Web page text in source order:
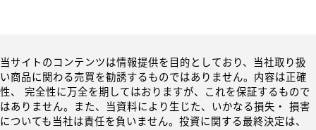
当サイトのコンテンツは情報提供を目的としており、当社取り扱
い商品に関わる売買を勧誘するものではありません。内容は正確
性、 完全性に万全を期してはおりますが、これを保証するもので
はありません。また、当資料により生じた、いかなる損失・ 損害
についても当社は責任を負いません。投資に関する最終決定は、